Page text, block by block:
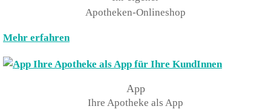
Apotheken-Onlineshop
Mehr erfahren
App
Ihre Apotheke als App